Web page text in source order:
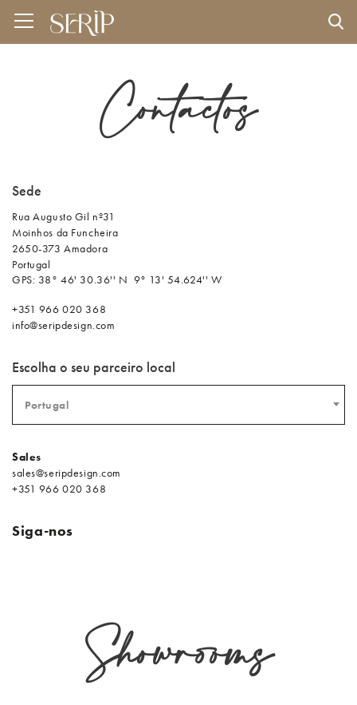
Contactos
Sede
Rua Augusto Gil nº31
Moinhos da Funcheira
2650-373 Amadora
Portugal
GPS: 38° 46' 30.36'' N 9° 13' 54.624'' W​
+351 966 020 368
info@seripdesign.com
Escolha o seu parceiro local
Portugal
Sales
sales@seripdesign.com
+351 966 020 368
Siga-nos
Showrooms